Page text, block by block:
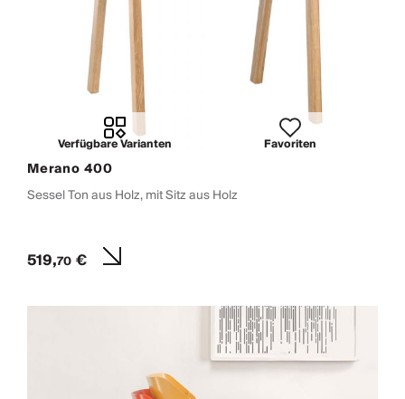
Verfügbare Varianten Favoriten
Merano 400
Sessel Ton aus Holz, mit Sitz aus Holz
519,70€